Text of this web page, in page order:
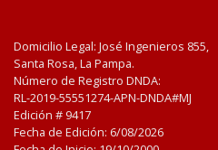
Domicilio Legal: José Ingenieros 855,
Santa Rosa, La Pampa.
Número de Registro DNDA:
RL-2019-55551274-APN-DNDA#MJ
Edición # 9417
Fecha de Edición: 6/08/2026